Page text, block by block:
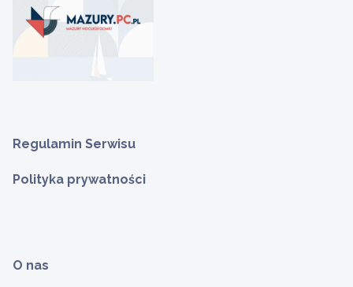
Regulamin Serwisu
Polityka prywatności
O nas